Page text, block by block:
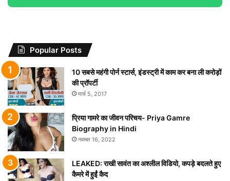
Popular Posts
10 सबसे महंगी पोर्न स्टार्स, इंडस्ट्री में काम कर बना ली करोड़ों
की प्रॉपर्टी
मार्च 5, 2017
प्रिया गामरे का जीवन परिचय- Priya Gamre
Biography in Hindi
नवम्बर 16, 2022
LEAKED: राखी सावंत का अश्लील विडियो, कपड़े बदलते हुए
कैमरे में हुईं कैद